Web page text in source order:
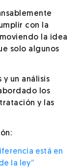
con la
la idea
solo algunos
y un análisis
los
y las
está en
la ley”